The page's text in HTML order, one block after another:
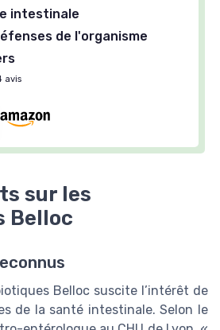
intestinale
de l'organisme
avis
sur les
Belloc
Belloc suscite l’intérêt de
de la santé intestinale. Selon le